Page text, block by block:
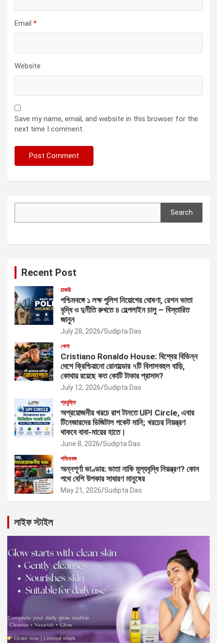
Email *
Website
Save my name, email, and website in this browser for the
next time I comment.
Search
Recent Post
চাকরি
পশ্চিমবঙ্গে ১ লক্ষ পুলিশ নিয়োগের ঘোষণা, রেশন ভাতা
বৃদ্ধি ও দুর্নীতি রুখতে ৪ হেল্পলাইন চালু – বিস্তারিত
জানুন
July 28, 2026 Sudipta Das
খেলা
Cristiano Ronaldo House: বিশ্বের বিভিন্ন
দেশে ক্রিশ্চিয়ানো রোনাল্ডোর ৭টি বিলাসবহুল বাড়ি,
কোথায় রয়েছে কত কোটি টাকার প্রাসাদ?
July 12, 2026 Sudipta Das
প্রযুক্তি
অপ্রয়োজনীয় খরচে রাশ টানতে UPI Circle, এবার
টিনেজারদের ডিজিটাল পকেট মানি; খরচের নিয়ন্ত্রণ
থাকবে বাবা-মায়ের হাতে।
June 8, 2026 Sudipta Das
পশ্চিমবঙ্গ
অন্নপূর্ণা ভাণ্ডার: ভাতা নাকি মূল্যবৃদ্ধি নিয়ন্ত্রণ? কোন
পথে বেশি উপকার সাধারণ মানুষের
May 21, 2026 Sudipta Das
লাইফ স্টাইল